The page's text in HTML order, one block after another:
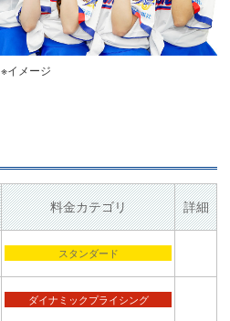
※イメージ
料金カテゴリ
詳細
スタンダード
ダイナミックプライシング